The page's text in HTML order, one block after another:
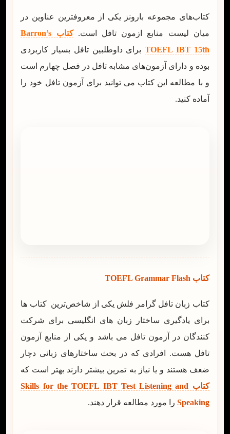
کتاب‌های مجموعه بارونز یکی از معروفترین عناوین در
میان لیست منابع ازمون تافل است.
کتاب Barron’s
TOEFL IBT 15th برای داوطلبین تافل بسیار کاربردی
بوده و دارای آزمون‌های مشابه تافل در فصل چهارم است
و با مطالعه این کتاب می توانید برای آزمون تافل خود را
آماده کنید.
کتاب TOEFL Grammar Flash
کتاب زبان تافل گرامر فلش یکی از شاخص‌ترین کتاب ها
برای یادگیری ساختار زبان های انگلیسی برای شرکت
کنندگان در آزمون تافل می باشد و یکی از منابع آزمون
تافل هست. افرادی که در بحث ساختارهای زبانی دچار
ضعف هستند و یا نیاز به تمرین بیشتر دارند بهتر است که
کتاب Skills for the TOEFL IBT Test Listening and
Speaking را مورد مطالعه قرار دهند.